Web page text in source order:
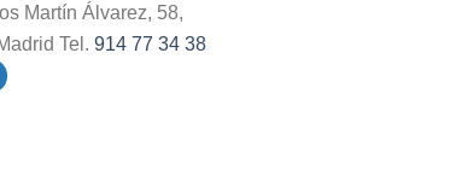
Martín Álvarez, 58,
Tel. 914 77 34 38